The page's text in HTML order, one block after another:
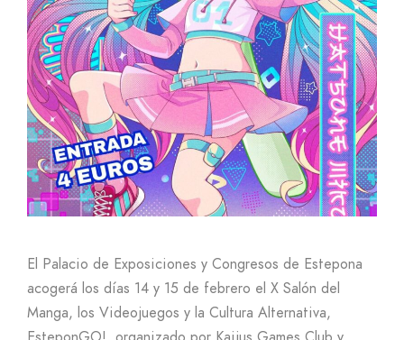
El Palacio de Exposiciones y Congresos de Estepona
acogerá los días 14 y 15 de febrero el X Salón del
Manga, los Videojuegos y la Cultura Alternativa,